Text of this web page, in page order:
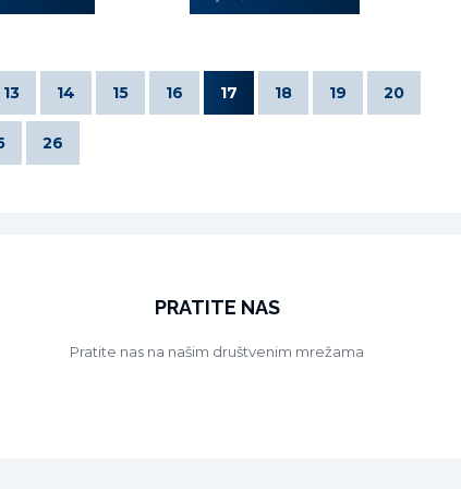
13 14 15 16 17 18 19 20
26
PRATITE NAS
Pratite nas na našim društvenim mrežama